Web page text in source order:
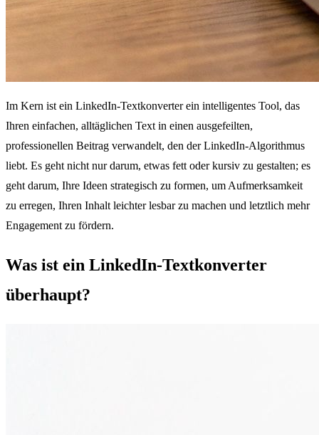
Im Kern ist ein LinkedIn-Textkonverter ein intelligentes Tool, das
Ihren einfachen, alltäglichen Text in einen ausgefeilten,
professionellen Beitrag verwandelt, den der LinkedIn-Algorithmus
liebt. Es geht nicht nur darum, etwas fett oder kursiv zu gestalten; es
geht darum, Ihre Ideen strategisch zu formen, um Aufmerksamkeit
zu erregen, Ihren Inhalt leichter lesbar zu machen und letztlich mehr
Engagement zu fördern.
Was ist ein LinkedIn-Textkonverter
überhaupt?